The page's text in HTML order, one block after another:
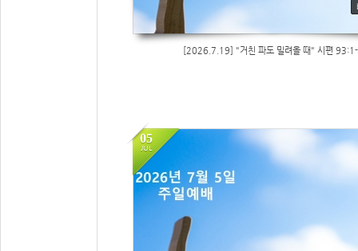
[2026.7.19] "거친 파도 밀려올 때" 시편
05
JUL
27